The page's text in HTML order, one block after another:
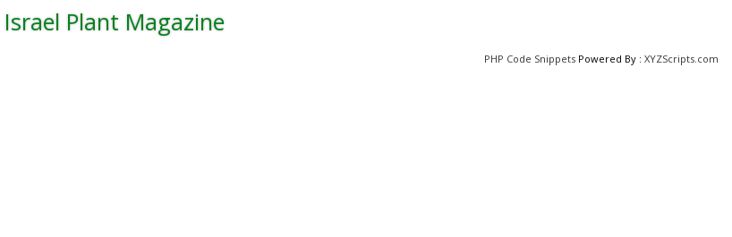
Israel Plant Magazine
PHP Code Snippets Powered By : XYZScripts.com